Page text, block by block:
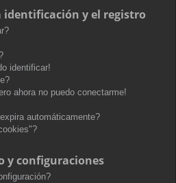
identificación y el registro
identificar!
ahora no puedo conectarme!
automáticamente?
y configuraciones